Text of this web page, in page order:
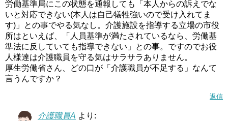
労働基準局にこの状態を通報しても「本人からの訴えでな
いと対応できない(本人は自己犠牲強いので受け入れてま
す)」との事でやる気なし。介護施設を指導する立場の市役
所はといえば、「人員基準が満たされているなら、労働基
準法に反していても指導できない」との事。ですのでお役
人様達は介護職員を守る気はサラサラありません。
厚生労働省さん、どの口が「介護職員が不足する」なんて
言うんですか？
返信
介護職員A より: